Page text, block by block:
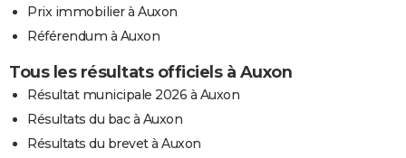
Prix immobilier à Auxon
Référendum à Auxon
Tous les résultats officiels à Auxon
Résultat municipale 2026 à Auxon
Résultats du bac à Auxon
Résultats du brevet à Auxon